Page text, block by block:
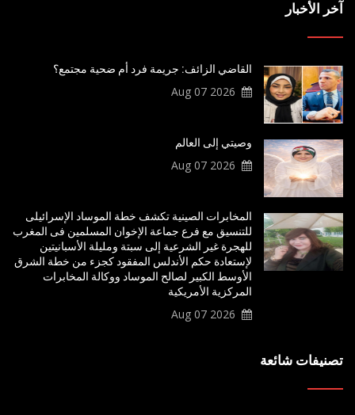
آخر الأخبار
القاضي الزائف: جريمة فرد أم ضحية مجتمع؟
2026 Aug 07
وصيتي إلى العالم
2026 Aug 07
المخابرات الصينية تكشف خطة الموساد الإسرائيلى
للتنسيق مع فرع جماعة الإخوان المسلمين فى المغرب
للهجرة غير الشرعية إلى سبتة ومليلة الأسبانيتين
لإستعادة حكم الأندلس المفقود كجزء من خطة الشرق
الأوسط الكبير لصالح الموساد ووكالة المخابرات
المركزية الأمريكية
2026 Aug 07
تصنيفات شائعة